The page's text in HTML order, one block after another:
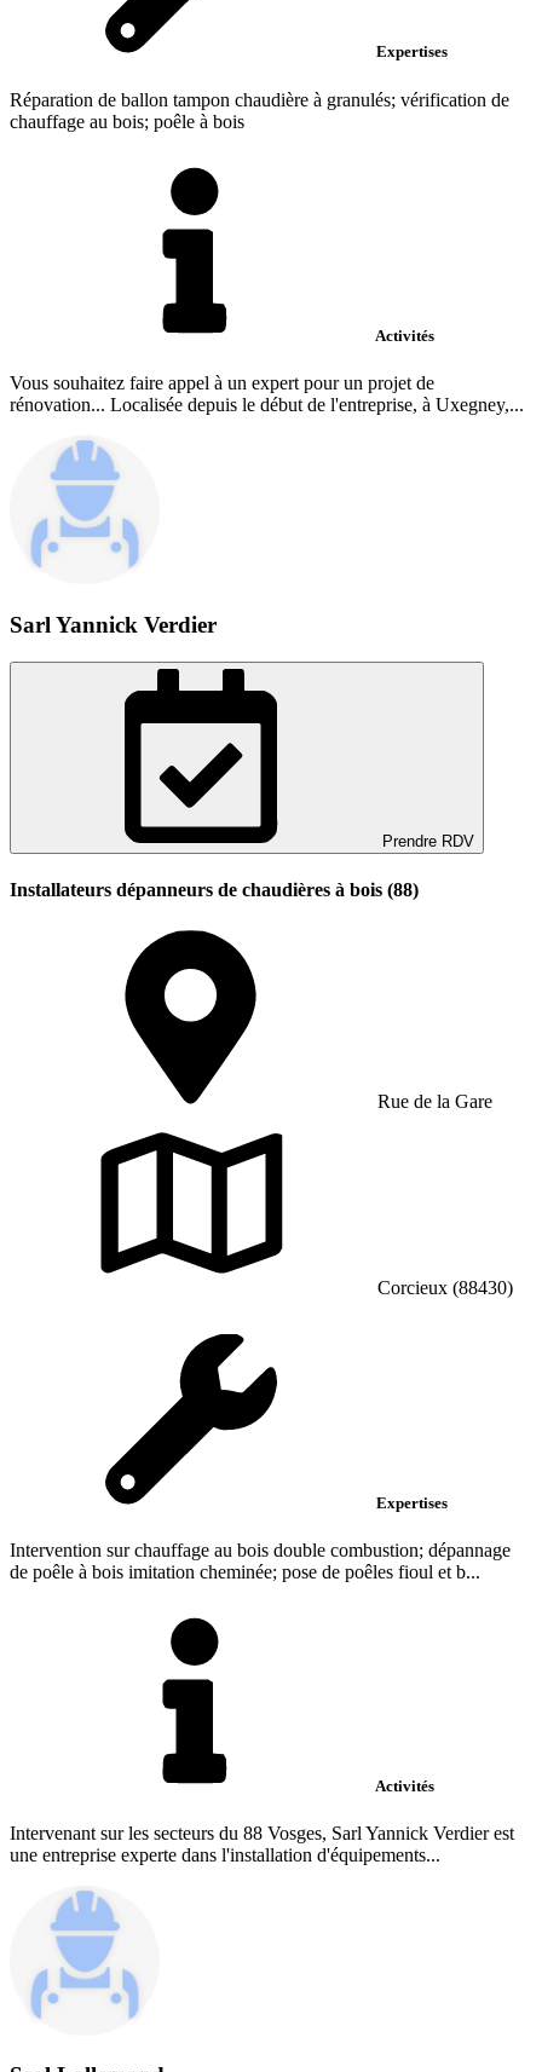
Expertises
Réparation de ballon tampon chaudière à granulés; vérification de
chauffage au bois; poêle à bois
Activités
Vous souhaitez faire appel à un expert pour un projet de
rénovation... Localisée depuis le début de l'entreprise, à Uxegney,...
Sarl Yannick Verdier
Prendre RDV
Installateurs dépanneurs de chaudières à bois (88)
Rue de la Gare
Corcieux (88430)
Expertises
Intervention sur chauffage au bois double combustion; dépannage
de poêle à bois imitation cheminée; pose de poêles fioul et b...
Activités
Intervenant sur les secteurs du 88 Vosges, Sarl Yannick Verdier est
une entreprise experte dans l'installation d'équipements...